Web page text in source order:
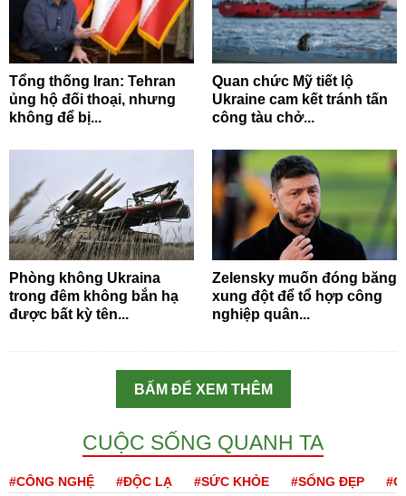
Tổng thống Iran: Tehran
ủng hộ đối thoại, nhưng
không để bị...
Quan chức Mỹ tiết lộ
Ukraine cam kết tránh tấn
công tàu chở...
Phòng không Ukraina
trong đêm không bắn hạ
được bất kỳ tên...
Zelensky muốn đóng băng
xung đột để tổ hợp công
nghiệp quân...
BẤM ĐỂ XEM THÊM
CUỘC SỐNG QUANH TA
#CÔNG NGHỆ #ĐỘC LẠ #SỨC KHỎE #SỐNG ĐẸP